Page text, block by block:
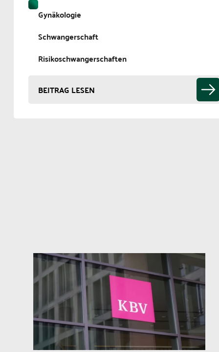
Gynäkologie
Schwangerschaft
Risikoschwangerschaften
BEITRAG LESEN